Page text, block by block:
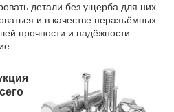
детали без ущерба для них.
и в качестве неразъёмных
прочности и надёжности